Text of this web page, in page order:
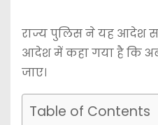
राज्य पुलिस ने यह आदेश
आदेश में कहा गया है कि
जाए।
Table of Contents